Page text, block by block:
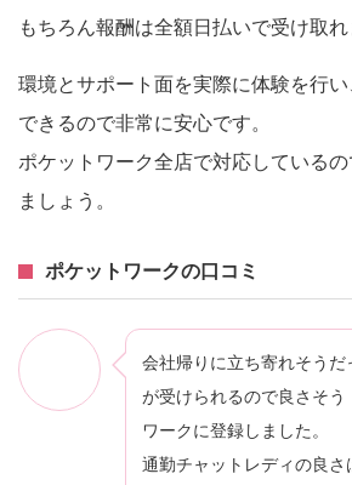
もちろん報酬は全額日払いで受け取れ
環境とサポート面を実際に体験を行
できるので非常に安心です。
ポケットワーク全店で対応している
ましょう。
ポケットワークの口コミ
会社帰りに立ち寄れそうだ
が受けられるので良さそう
ワークに登録しました。
通勤チャットレディの良さ